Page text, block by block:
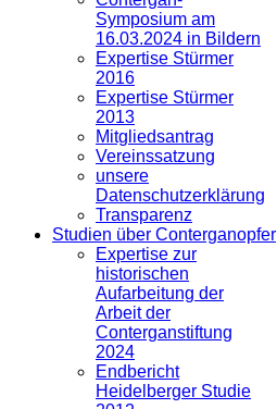
Symposium am
16.03.2024 in Bildern
Expertise Stürmer
2016
Expertise Stürmer
2013
Mitgliedsantrag
Vereinssatzung
unsere
Datenschutzerklärung
Transparenz
Studien über Conterganopfer
Expertise zur
historischen
Aufarbeitung der
Arbeit der
Conterganstiftung
2024
Endbericht
Heidelberger Studie